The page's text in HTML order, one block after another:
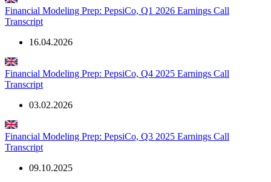
Financial Modeling Prep: PepsiCo, Q1 2026 Earnings Call
Transcript
16.04.2026
Financial Modeling Prep: PepsiCo, Q4 2025 Earnings Call
Transcript
03.02.2026
Financial Modeling Prep: PepsiCo, Q3 2025 Earnings Call
Transcript
09.10.2025